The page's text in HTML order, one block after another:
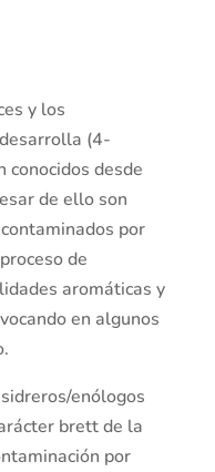
y los
(4-
desde
de ello son
por
de
aromáticas y
en algunos
enólogos
brett de la
por